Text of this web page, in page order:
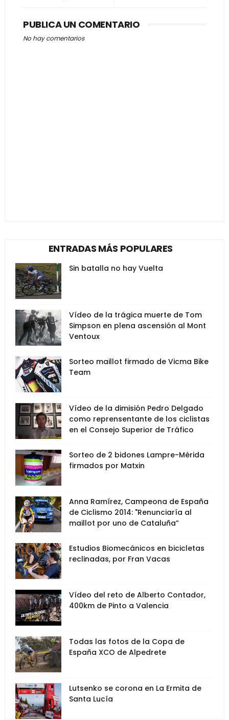
PUBLICA UN COMENTARIO
No hay comentarios
ENTRADAS MÁS POPULARES
Sin batalla no hay Vuelta
Vídeo de la trágica muerte de Tom
Simpson en plena ascensión al Mont
Ventoux
Sorteo maillot firmado de Vicma Bike
Team
Vídeo de la dimisión Pedro Delgado
como reprensentante de los ciclistas
en el Consejo Superior de Tráfico
Sorteo de 2 bidones Lampre-Mérida
firmados por Matxin
Anna Ramírez, Campeona de España
de Ciclismo 2014: "Renunciaría al
maillot por uno de Cataluña”
Estudios Biomecánicos en bicicletas
reclinadas, por Fran Vacas
Vídeo del reto de Alberto Contador,
400km de Pinto a Valencia
Todas las fotos de la Copa de
España XCO de Alpedrete
Lutsenko se corona en La Ermita de
Santa Lucía